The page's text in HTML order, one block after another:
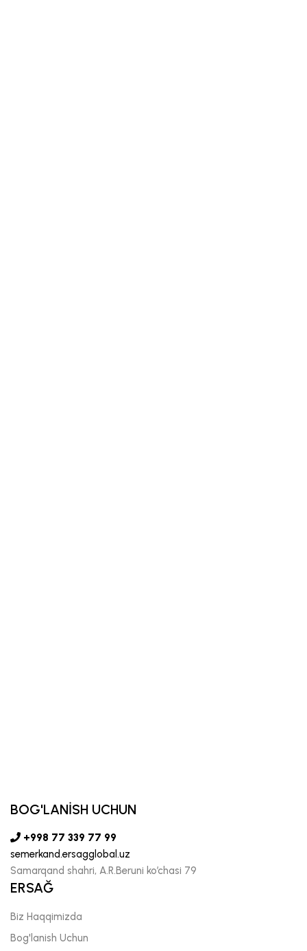
BOG'LANİSH UCHUN
+998 77 339 77 99
semerkand.ersagglobal.uz
Samarqand shahri, A.R.Beruni ko’chasi 79
ERSAĞ
Biz Haqqimizda
Bog'lanish Uchun